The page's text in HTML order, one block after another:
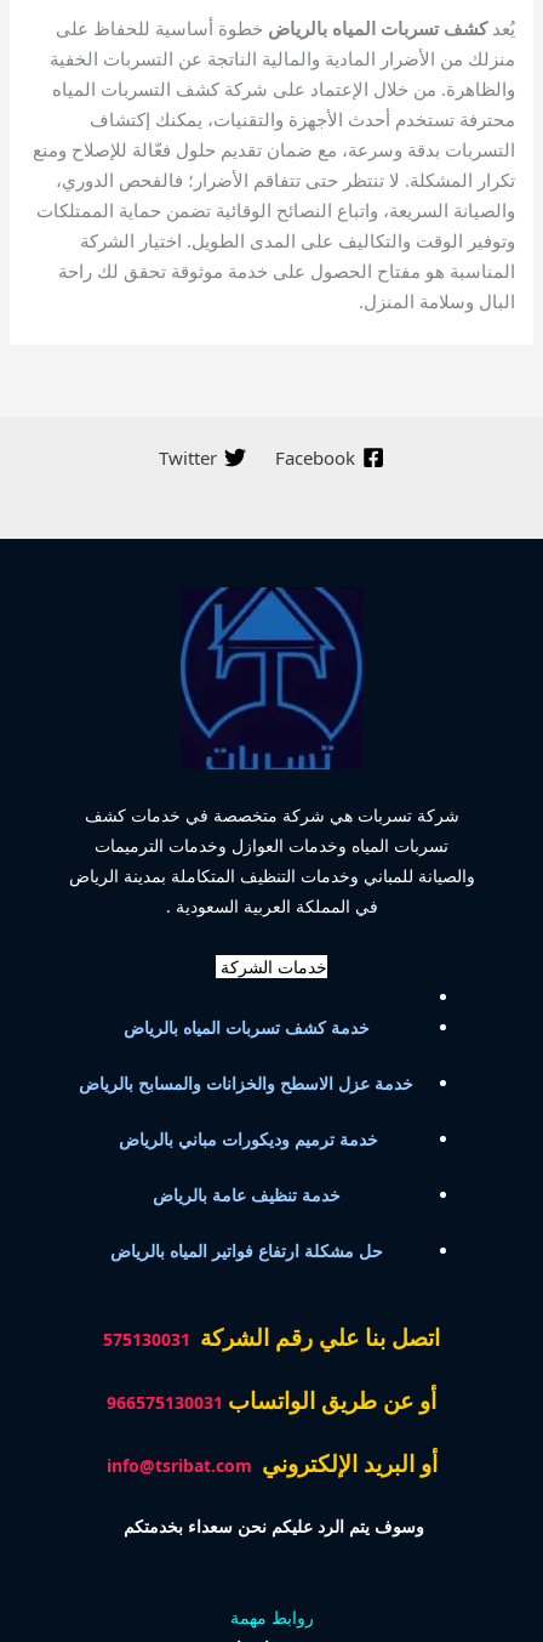
يُعدكشف تسربات المياه بالرياض خطوة أساسية للحفاظ على
منزلك من الأضرار المادية والمالية الناتجة عن التسربات الخفية
والظاهرة. من خلال الإعتماد على شركة كشف التسربات المياه
محترفة تستخدم أحدث الأجهزة والتقنيات، يمكنك إكتشاف
التسربات بدقة وسرعة، مع ضمان تقديم حلول فعّالة للإصلاح ومنع
تكرار المشكلة. لا تنتظر حتى تتفاقم الأضرار؛ فالفحص الدوري،
والصيانة السريعة، واتباع النصائح الوقائية تضمن حماية الممتلكات
وتوفير الوقت والتكاليف على المدى الطويل. اختيار الشركة
المناسبة هو مفتاح الحصول على خدمة موثوقة تحقق لك راحة
البال وسلامة المنزل.
Facebook
Twitter
شركة تسربات هي شركة متخصصة في خدمات كشف
تسربات المياه وخدمات العوازل وخدمات الترميمات
والصيانة للمباني وخدمات التنظيف المتكاملة بمدينة الرياض
في المملكة العربية السعودية .
خدمات الشركة
خدمة كشف تسربات المياه بالرياض
خدمة عزل الاسطح والخزانات والمسابح بالرياض
خدمة ترميم وديكورات مباني بالرياض
خدمة تنظيف عامة بالرياض
حل مشكلة ارتفاع فواتير المياه بالرياض
اتصل بنا علي رقم الشركة 575130031
أو عن طريق الواتساب 966575130031
أو البريد الإلكتروني info@tsribat.com
وسوف يتم الرد عليكم نحن سعداء بخدمتكم
روابط مهمة